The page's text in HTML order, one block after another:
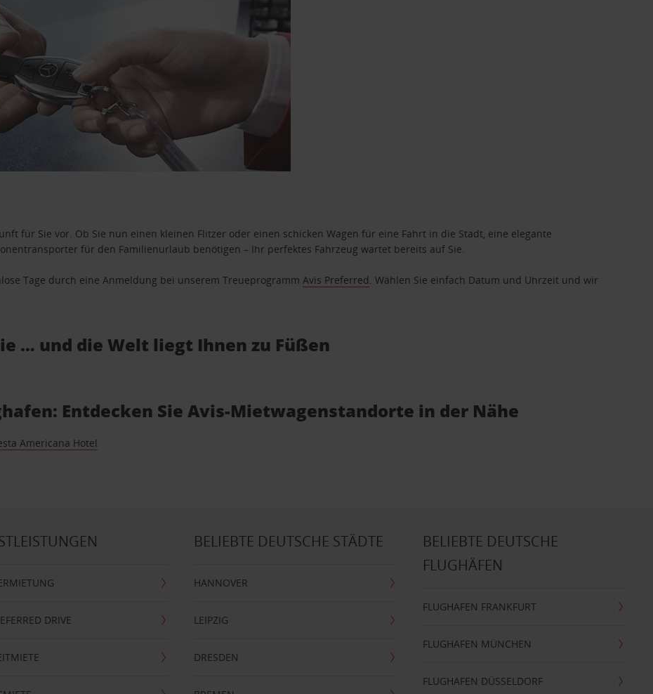
für Sie vor. Ob Sie nun einen kleinen Flitzer oder einen schicken Wagen für eine Fahrt in die Stadt, eine elegante
für den Familienurlaub benötigen – Ihr perfektes Fahrzeug wartet bereits auf Sie.
Tage durch eine Anmeldung bei unserem TreueprogrammAvis Preferred. Wählen Sie einfach Datum und Uhrzeit und wir
… und die Welt liegt Ihnen zu Füßen
Entdecken Sie Avis-Mietwagenstandorte in der Nähe
Americana Hotel
DRIVE
BELIEBTE DEUTSCHE STÄDTE
HANNOVER
LEIPZIG
DRESDEN
BELIEBTE DEUTSCHE
FLUGHÄFEN
FLUGHAFEN FRANKFURT
FLUGHAFEN MÜNCHEN
FLUGHAFEN DÜSSELDORF